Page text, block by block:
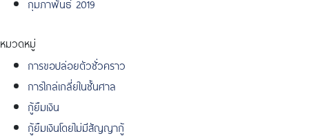
หมวดหมู่
การขอปล่อยตัวชั่วคราว
การไกล่เกลี่ยในชั้นศาล
กู้ยืมเงิน
กู้ยืมเงินโดยไม่มีสัญญากู้